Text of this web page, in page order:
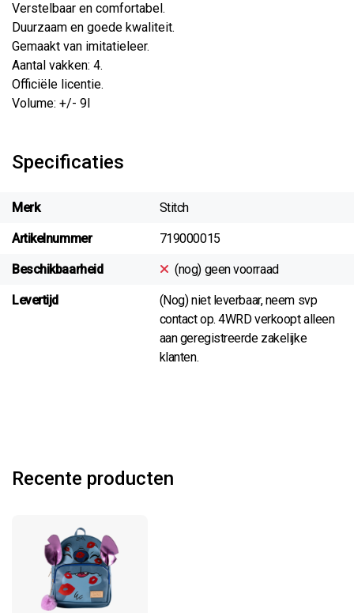
Verstelbaar en comfortabel.
Duurzaam en goede kwaliteit.
Gemaakt van imitatieleer.
Aantal vakken: 4.
Officiële licentie.
Volume: +/- 9l
Specificaties
Merk Stitch
Artikelnummer 719000015
Beschikbaarheid (nog) geen voorraad
Levertijd
(Nog) niet leverbaar, neem svp
contact op. 4WRD verkoopt alleen
aan geregistreerde zakelijke
klanten.
Recente producten